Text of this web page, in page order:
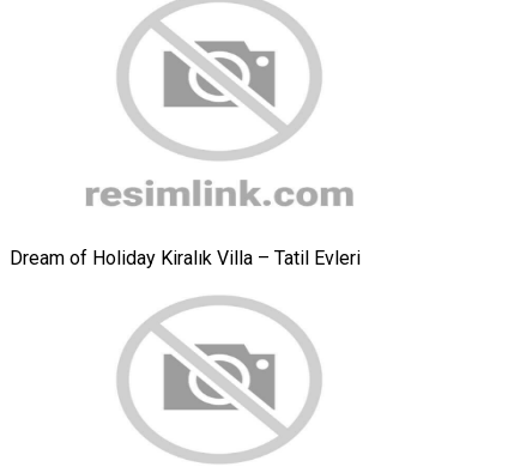
Dream of Holiday Kiralık Villa – Tatil Evleri